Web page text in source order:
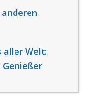
anderen
aller Welt:
Genießer